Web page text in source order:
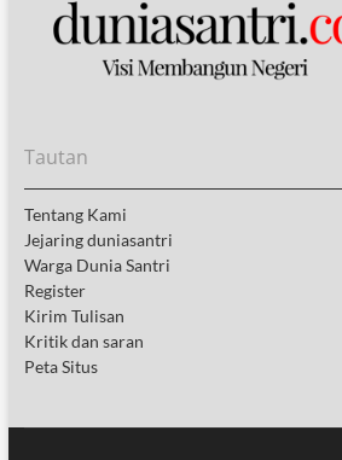
Tautan
Tentang Kami
Jejaring duniasantri
Warga Dunia Santri
Register
Kirim Tulisan
Kritik dan saran
Peta Situs